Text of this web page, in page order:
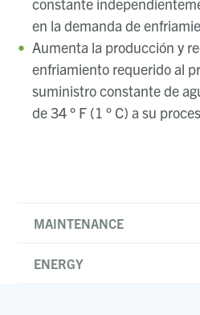
constante
en la demanda de
Aumenta la producción y
enfriamiento requerido al
suministro constante de
de 34 ° F (1 ° C) a su
MAINTENANCE
ENERGY